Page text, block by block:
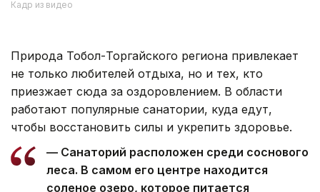
Кадр из видео
Природа Тобол-Торгайского региона привлекает
не только любителей отдыха, но и тех, кто
приезжает сюда за оздоровлением. В области
работают популярные санатории, куда едут,
чтобы восстановить силы и укрепить здоровье.
— Санаторий расположен среди соснового
леса. В самом его центре находится
соленое озеро, которое питается